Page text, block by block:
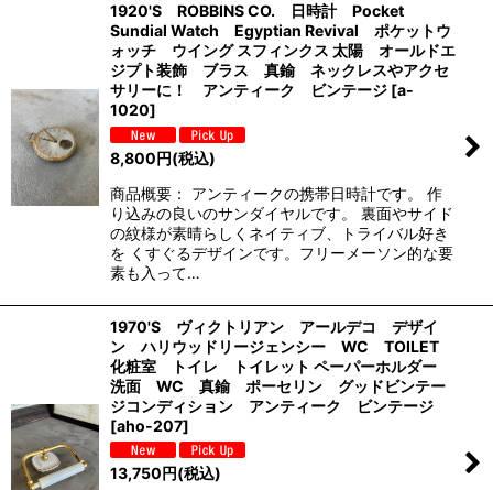
絞り込む
1920'S ROBBINS CO. 日時計 Pocket
Sundial Watch Egyptian Revival ポケットウ
ォッチ ウイング スフィンクス 太陽 オールドエ
ジプト装飾 ブラス 真鍮 ネックレスやアクセ
サリーに！ アンティーク ビンテージ [a-
1020]
8,800円(税込)
商品概要： アンティークの携帯日時計です。 作
り込みの良いのサンダイヤルです。 裏面やサイド
の紋様が素晴らしくネイティブ、トライバル好き
を くすぐるデザインです。フリーメーソン的な要
素も入って…
1970'S ヴィクトリアン アールデコ デザイ
ン ハリウッドリージェンシー WC TOILET
化粧室 トイレ トイレット ペーパーホルダー
洗面 WC 真鍮 ポーセリン グッドビンテー
ジコンディション アンティーク ビンテージ
[aho-207]
13,750円(税込)